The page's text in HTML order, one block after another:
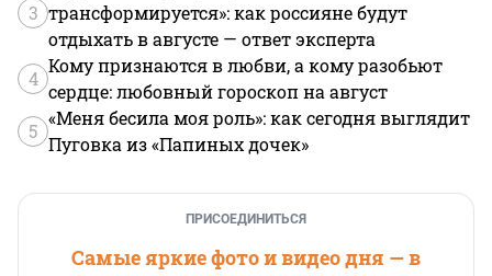
3 трансформируется»: как россияне будут
отдыхать в августе — ответ эксперта
4
Кому признаются в любви, а кому разобьют
сердце: любовный гороскоп на август
5
«Меня бесила моя роль»: как сегодня выглядит
Пуговка из «Папиных дочек»
ПРИСОЕДИНИТЬСЯ
Самые яркие фото и видео дня — в